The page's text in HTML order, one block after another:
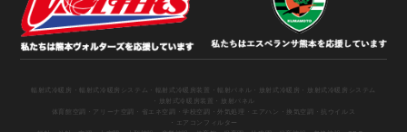
輻射式冷暖房 ・輻射式冷暖房システム ・輻射式冷暖房装置 ・輻射パネル ・放射式冷暖房
・放射式冷暖房システム
・放射式冷暖房装置
・放射パネル
体育館空調
・アリーナ空調 ・省エネ空調 ・学校空調 ・外気処理 ・エアハン ・換気空調
・抗ウイルス
・エアコンフィルター